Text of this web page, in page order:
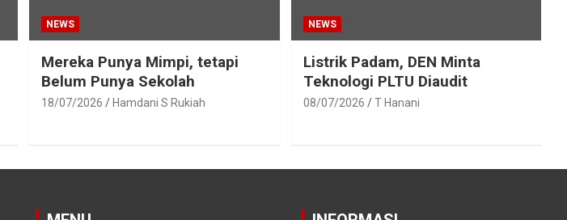
NEWS
Mereka Punya Mimpi, tetapi
Belum Punya Sekolah
18/07/2026 Hamdani S Rukiah
NEWS
Listrik Padam, DEN Minta
Teknologi PLTU Diaudit
08/07/2026 T Hanani